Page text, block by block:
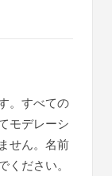
。すべての
モデレーシ
せん。名前
ださい。